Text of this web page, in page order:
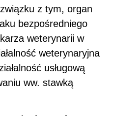
z tym, organ
bezpośredniego
weterynarii w
weterynaryjna
usługową
ww. stawką